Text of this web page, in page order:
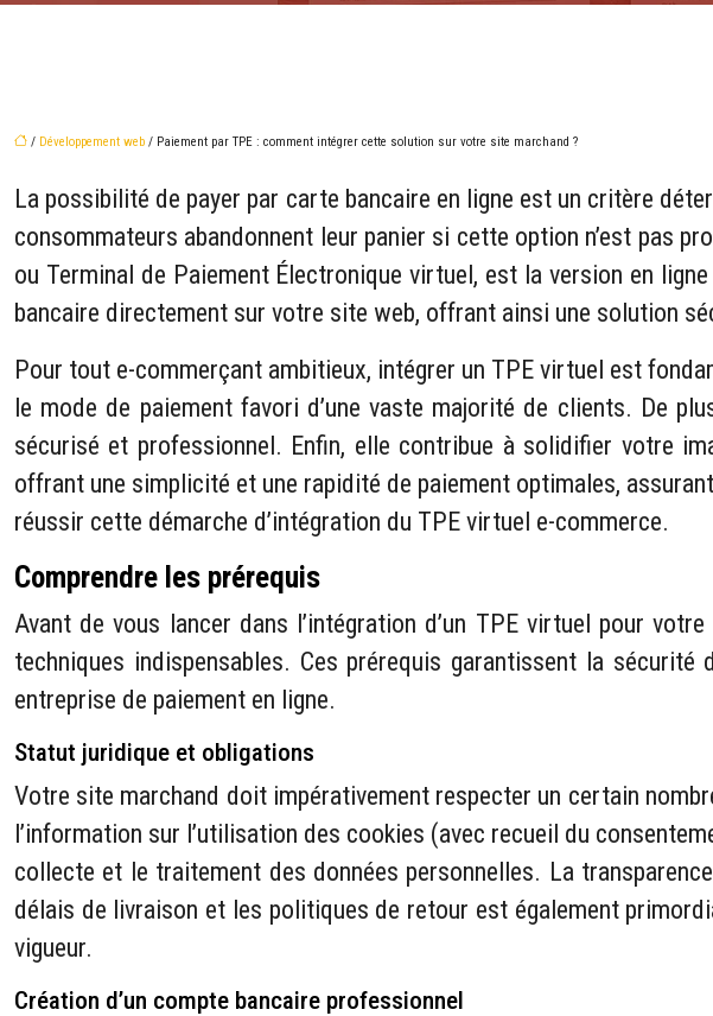
/ Développement web / Paiement par TPE : comment intégrer cette solution sur votre site marchand ?
La possibilité de payer par carte bancaire en ligne est un critère
consommateurs abandonnent leur panier si cette option n’est pas
ou Terminal de Paiement Électronique virtuel, est la version en
bancaire directement sur votre site web, offrant ainsi une solution
Pour tout e-commerçant ambitieux, intégrer un TPE virtuel est
le mode de paiement favori d’une vaste majorité de clients. De
sécurisé et professionnel. Enfin, elle contribue à solidifier votre
offrant une simplicité et une rapidité de paiement optimales,
réussir cette démarche d’intégration du TPE virtuel e-commerce.
Comprendre les prérequis
Avant de vous lancer dans l’intégration d’un TPE virtuel pour
techniques indispensables. Ces prérequis garantissent la
entreprise de paiement en ligne.
Statut juridique et obligations
Votre site marchand doit impérativement respecter un certain
l’information sur l’utilisation des cookies (avec recueil du
collecte et le traitement des données personnelles. La
délais de livraison et les politiques de retour est également
vigueur.
Création d’un compte bancaire professionnel